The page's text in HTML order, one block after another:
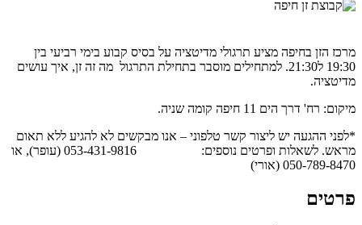
מרכז הזן בחיפה מציע תרגולי מדיטציה על בסיס קבוע בימי רביעי בין
19:30 ל21:30. למתחילים מוסבר בתחילת התרגול מה זה זן, איך עושים
מדיטציה.
מיקום: רח' דרך הים 11 חיפה קומה שניה.
*לפני ההגעה יש ליצור קשר טלפוני – אנו מבקשים לא להגיע ללא תאום
מראש. לשאלות ופרטים נוספים: 053-431-9816 (עופר), או
050-789-8470 (אורי)
פרטים